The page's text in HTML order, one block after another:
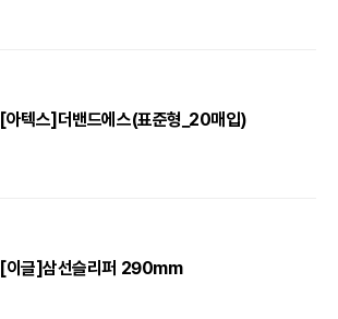
[아텍스]더밴드에스(표준형_20매입)
[이글]삼선슬리퍼 290mm